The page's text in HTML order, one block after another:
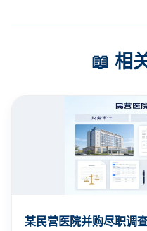
📖 相
某民营医院并购尽职调